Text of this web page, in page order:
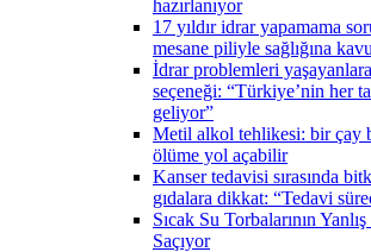
hazırlanıyor
17 yıldır idrar yapamama
mesane piliyle sağlığına
İdrar problemleri
seçeneği: “Türkiye’nin her
geliyor”
Metil alkol tehlikesi: bir çay
ölüme yol açabilir
Kanser tedavisi sırasında
gıdalara dikkat: “Tedavi
Sıcak Su Torbalarının
Saçıyor